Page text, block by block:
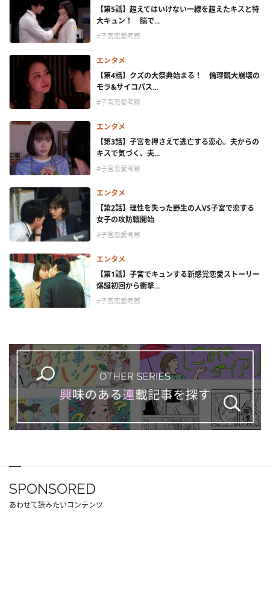
【第5話】超えてはいけない一線を超えたキスと特
大キュン！ 脳で...
#子宮恋愛考察
エンタメ
【第4話】クズの大祭典始まる！ 倫理観大崩壊の
モラ&サイコパス...
#子宮恋愛考察
エンタメ
【第3話】子宮を押さえて逃亡する恋心。夫からの
キスで気づく、夫...
#子宮恋愛考察
エンタメ
【第2話】理性を失った野生の人VS子宮で恋する
女子の攻防戦開始
#子宮恋愛考察
エンタメ
【第1話】子宮でキュンする新感覚恋愛ストーリー
爆誕初回から衝撃...
#子宮恋愛考察
SPONSORED
あわせて読みたいコンテンツ